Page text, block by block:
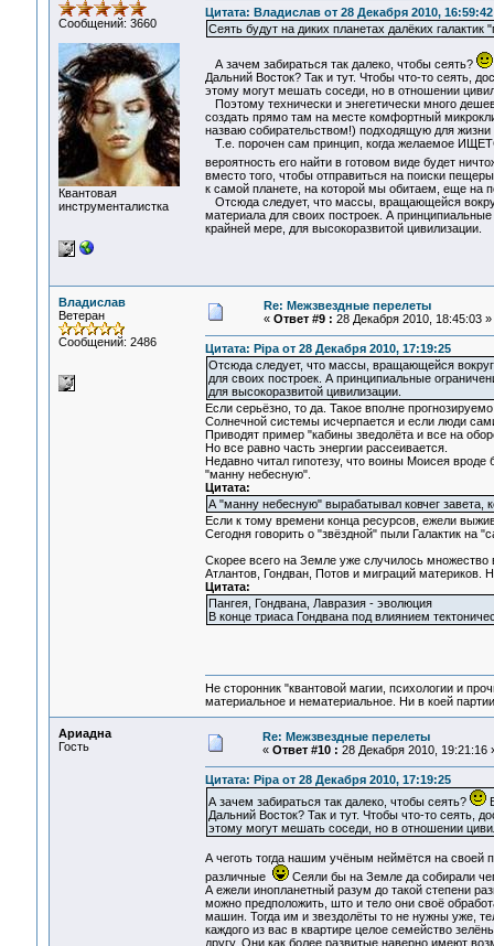
Сообщений: 3660
Квантовая
инструменталистка
Цитата: Владислав от 28 Декабря 2010, 16:59:42
Сеять будут на диких планетах далёких
А зачем забираться так далеко, чтобы сеять?
Дальний Восток? Так и тут. Чтобы что-то сеять,
этому могут мешать соседи, но в отношении
Поэтому технически и энегетически много
создать прямо там на месте комфортный
назваю собирательством!) подходящую для
Т.е. порочен сам принцип, когда желаемое
вероятность его найти в готовом виде будет
вместо того, чтобы отправиться на поиски
к самой планете, на которой мы обитаем, еще на
Отсюда следует, что массы, вращающейся
материала для своих построек. А
крайней мере, для высокоразвитой цивилизации.
Владислав
Ветеран
Сообщений: 2486
Re: Межзвездные перелеты
« Ответ #9 : 28 Декабря 2010, 18:45:03 »
Цитата: Pipa от 28 Декабря 2010, 17:19:25
Отсюда следует, что массы, вращающейся вокруг
для своих построек. А принципиальные
для высокоразвитой цивилизации.
Если серьёзно, то да. Такое вполне
Солнечной системы исчерпается и если люди
Приводят пример "кабины зведолёта и все на
Но все равно часть энергии рассеивается.
Недавно читал гипотезу, что воины Моисея
"манну небесную".
Цитата:
А "манну небесную" вырабатывал ковчег завета,
Если к тому времени конца ресурсов, ежели
Сегодня говорить о "звёздной" пыли Галактик на
Скорее всего на Земле уже случилось множество
Атлантов, Гондван, Потов и миграций
Цитата:
Пангея, Гондвана, Лавразия - эволюция
В конце триаса Гондвана под влиянием
Не сторонник "квантовой магии, психологии и
материальное и нематериальное. Ни в коей
Ариадна
Гость
Re: Межзвездные перелеты
« Ответ #10 : 28 Декабря 2010, 19:21:16
Цитата: Pipa от 28 Декабря 2010, 17:19:25
А зачем забираться так далеко, чтобы сеять?
Дальний Восток? Так и тут. Чтобы что-то сеять,
этому могут мешать соседи, но в отношении
А чеготь тогда нашим учёным неймётся на своей
различные
Сеяли бы на Земле да собирали
А ежели инопланетный разум до такой степени
можно предположить, што и тело они своё
машин. Тогда им и звездолёты то не нужны уже,
каждого из вас в квартире целое семейство
другу. Они как более развитые наверно имеют